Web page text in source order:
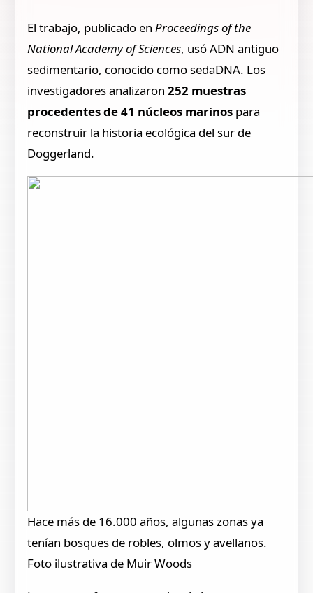
El trabajo, publicado enProceedings of the
National Academy of Sciences, usó ADN antiguo
sedimentario, conocido como sedaDNA. Los
investigadores analizaron252 muestras
procedentes de 41 núcleos marinos para
reconstruir la historia ecológica del sur de
Doggerland.
Hace más de 16.000 años, algunas zonas ya
tenían bosques de robles, olmos y avellanos.
Foto ilustrativa de Muir Woods